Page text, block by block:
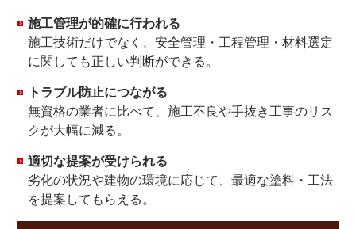
施工管理が的確に行われる
施工技術だけでなく、安全管理・工程管理・材料選定
に関しても正しい判断ができる。
トラブル防止につながる
無資格の業者に比べて、施工不良や手抜き工事のリス
クが大幅に減る。
適切な提案が受けられる
劣化の状況や建物の環境に応じて、最適な塗料・工法
を提案してもらえる。